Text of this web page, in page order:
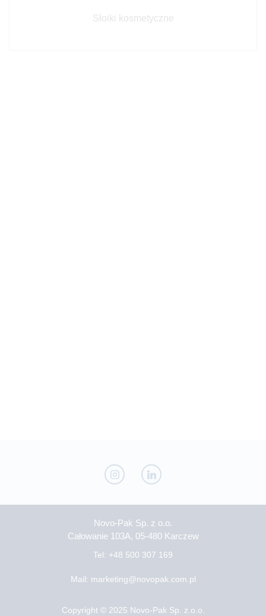
Słoiki kosmetyczne
Novo-Pak Sp. z o.o.
Całowanie 103A, 05-480 Karczew
Tel: +48 500 307 169
Mail: marketing@novopak.com.pl
Copyright © 2025 Novo-Pak Sp. z.o.o.